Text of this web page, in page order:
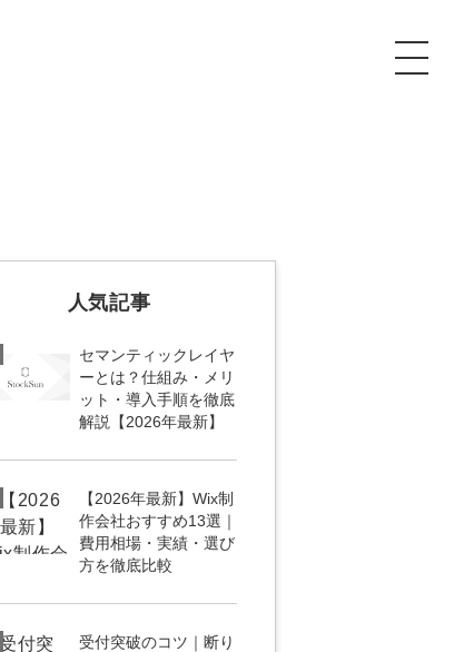
ペ
特化の動画制作『動画でカリトルくん』
運用代行『LINEマキトルくん』
制作・改善『最強LP』
チャンネル構築『トリトル』
ディレクター
人気記事
セマンティックレイヤ
ーとは？仕組み・メリ
ット・導入手順を徹底
解説【2026年最新】
【2026年最新】Wix制
作会社おすすめ13選｜
費用相場・実績・選び
方を徹底比較
受付突破のコツ｜断り